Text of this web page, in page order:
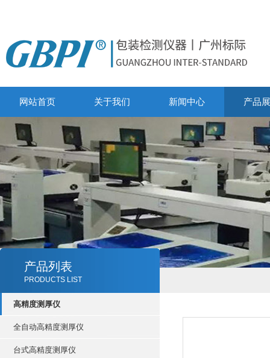
网站首页 关于我们 新闻中心 产品
产品列表
PRODUCTS LIST
高精度测厚仪
全自动高精度测厚仪
台式高精度测厚仪